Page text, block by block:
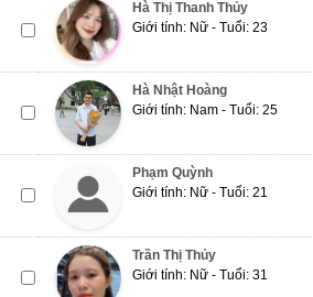
Hà Thị Thanh Thủy
Giới tính: Nữ - Tuổi: 23
Hà Nhật Hoàng
Giới tính: Nam - Tuổi: 25
Phạm Quỳnh
Giới tính: Nữ - Tuổi: 21
Trần Thị Thủy
Giới tính: Nữ - Tuổi: 31